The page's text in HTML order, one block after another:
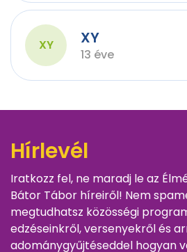
XY XY
13 éve
Hírlevél
Iratkozz fel, ne maradj le az
Bátor Tábor híreiről! Nem
megtudhatsz közösségi
edzéseinkről, versenyekről és
adománygyűjtéseddel hogyan